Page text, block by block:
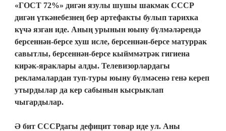
«ГОСТ 72%» дигән язулы шушы шакмак СССР
дигән үткәнебезнең бер артефакты булып тарихка
күчә язган иде. Аның урынын юыну бүлмәләрендә
берсеннән-берсе хуш исле, берсеннән-берсе матуррак
савытлы, берсеннән-берсе кыйммәтрәк гигиена
кирәк-яраклары алды. Телевизорлардагы
рекламалардан туп-туры юыну бүлмәсенә генә кереп
утырдылар да кер сабынын кысрыклап
чыгардылар.
Ә бит СССРдагы дефицит товар иде ул. Аны